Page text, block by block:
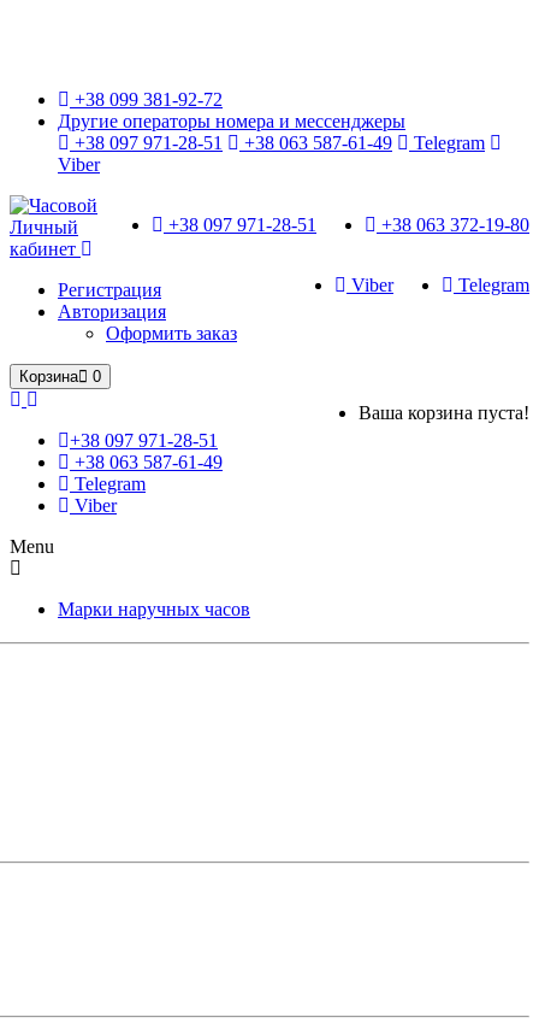
+38 099 381-92-72
Другие операторы номера и мессенджеры
+38 097 971-28-51
+38 063 587-61-49
Telegram
Viber
+38 063 372-19-80
+38 097 971-28-51
Telegram
Viber
Личный
кабинет
Регистрация
Авторизация
Оформить заказ
Корзина 0
Ваша корзина пуста!
+38 097 971-28-51
+38 063 587-61-49
Telegram
Viber
Menu
Марки наручных часов